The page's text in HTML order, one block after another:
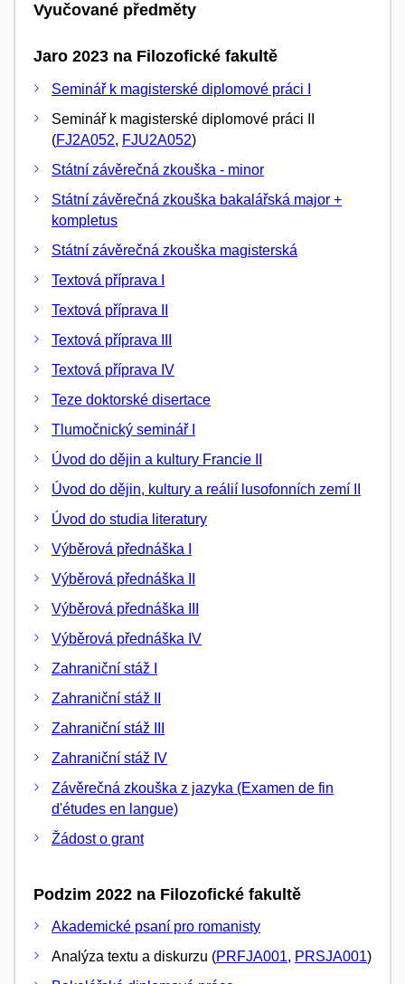
Vyučované předměty
Jaro 2023 na Filozofické fakultě
Seminář k magisterské diplomové práci I
Seminář k magisterské diplomové práci II
(FJ2A052, FJU2A052)
Státní závěrečná zkouška - minor
Státní závěrečná zkouška bakalářská major +
kompletus
Státní závěrečná zkouška magisterská
Textová příprava I
Textová příprava II
Textová příprava III
Textová příprava IV
Teze doktorské disertace
Tlumočnický seminář I
Úvod do dějin a kultury Francie II
Úvod do dějin, kultury a reálií lusofonních zemí II
Úvod do studia literatury
Výběrová přednáška I
Výběrová přednáška II
Výběrová přednáška III
Výběrová přednáška IV
Zahraniční stáž I
Zahraniční stáž II
Zahraniční stáž III
Zahraniční stáž IV
Závěrečná zkouška z jazyka (Examen de fin
d'études en langue)
Žádost o grant
Podzim 2022 na Filozofické fakultě
Akademické psaní pro romanisty
Analýza textu a diskurzu (PRFJA001, PRSJA001)